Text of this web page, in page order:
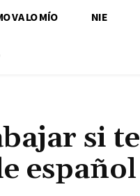
VA LO MÍO NIE
si
español